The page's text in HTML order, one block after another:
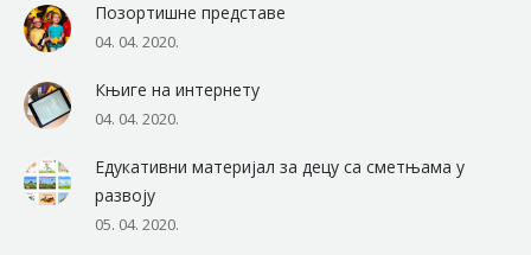
Позортишне представе
04. 04. 2020.
Књиге на интернету
04. 04. 2020.
Едукативни материјал за децу са сметњама у
развоју
05. 04. 2020.